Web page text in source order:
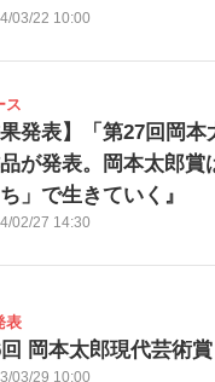
03/22 10:00
ス
果発表】「第27回岡
が発表。岡本太郎賞
」で生きていく』
02/27 14:30
表
岡本太郎現代芸術賞
03/29 10:00